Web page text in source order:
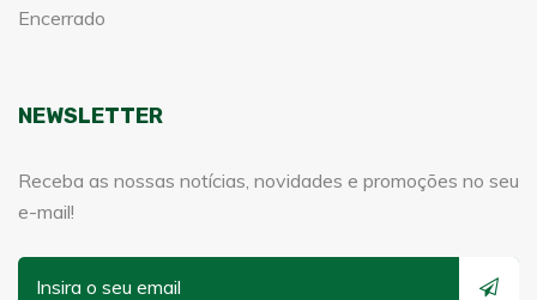
Encerrado
NEWSLETTER
Receba as nossas notícias, novidades e promoções no seu
e-mail!